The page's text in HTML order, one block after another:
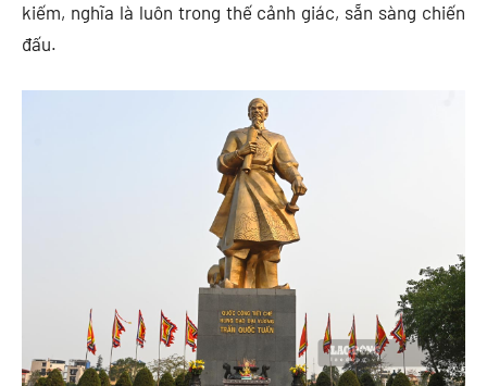
kiếm, nghĩa là luôn trong thế cảnh giác, sẵn sàng chiến
đấu.